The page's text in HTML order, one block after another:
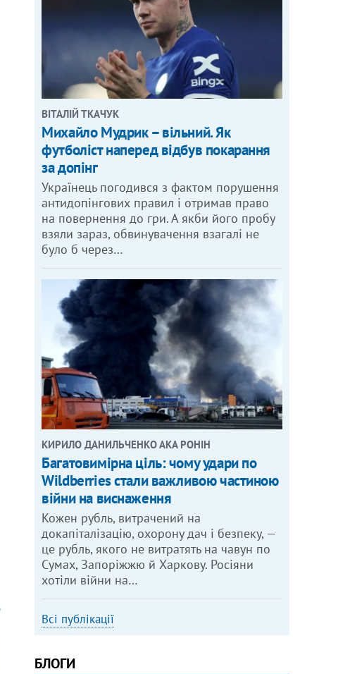
ВІТАЛІЙ ТКАЧУК
Михайло Мудрик – вільний. Як
футболіст наперед відбув покарання
за допінг
Українець погодився з фактом порушення
антидопінгових правил і отримав право
на повернення до гри. А якби його пробу
взяли зараз, обвинувачення взагалі не
було б через…
КИРИЛО ДАНИЛЬЧЕНКО АКА РОНІН
Багатовимірна ціль: чому удари по
Wildberries стали важливою частиною
війни на виснаження
Кожен рубль, витрачений на
докапіталізацію, охорону дач і безпеку, —
це рубль, якого не витратять на чавун по
Сумах, Запоріжжю й Харкову. Росіяни
хотіли війни на…
Всі публікації
БЛОГИ